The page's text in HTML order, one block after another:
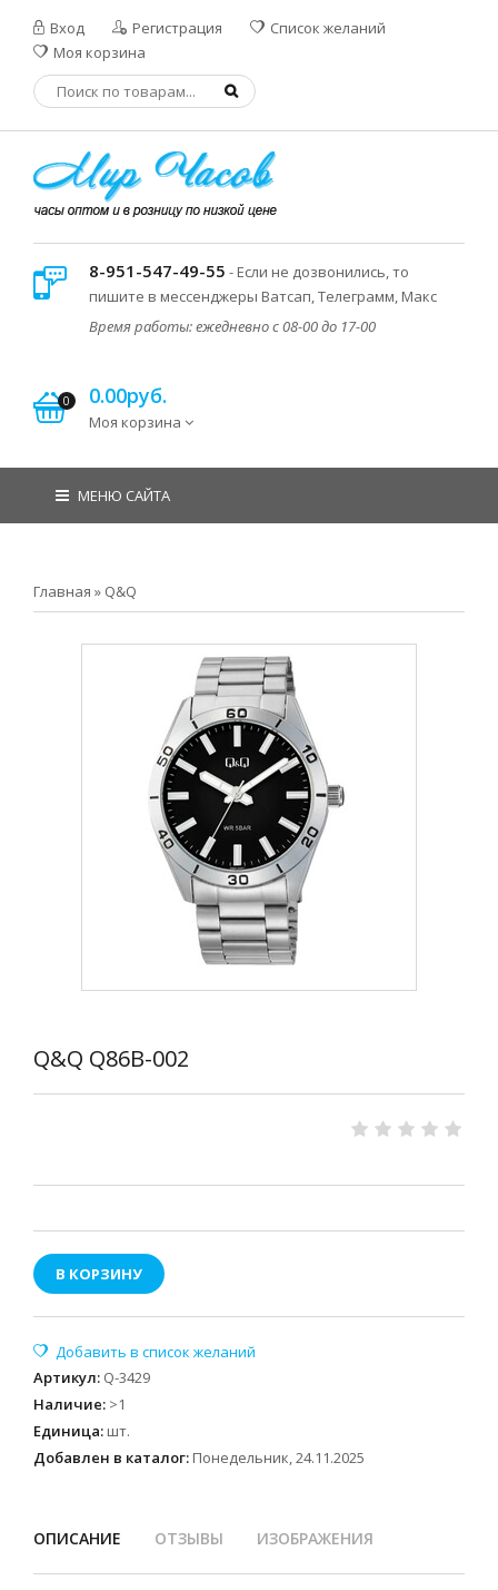
Вход Регистрация
Список желаний
Моя корзина
8-951-547-49-55 - Если не дозвонились, то
пишите в мессенджеры Ватсап, Телеграмм, Макс
Время работы: ежедневно с 08-00 до 17-00
0 0.00руб.
Моя корзина
МЕНЮ САЙТА
Главная » Q&Q
Q&Q Q86B-002
В КОРЗИНУ
Артикул: Q-3429
Наличие: >1
Единица: шт.
Добавлен в каталог: Понедельник, 24.11.2025
ОПИСАНИЕ ОТЗЫВЫ ИЗОБРАЖЕНИЯ